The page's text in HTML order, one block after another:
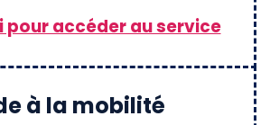
pour accéder au service
à la mobilité